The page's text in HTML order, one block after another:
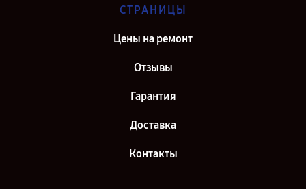
СТРАНИЦЫ
Цены на ремонт
Отзывы
Гарантия
Доставка
Контакты